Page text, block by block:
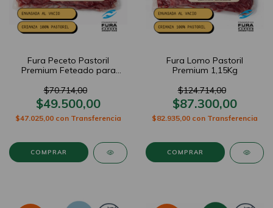
Fura Peceto Pastoril
Premium Feteado para
$70.714,00
$49.500,00
$47.025,00 con Transferencia
Fura Lomo Pastoril
Premium 1,15Kg
$124.714,00
$87.300,00
$82.935,00 con Transferencia